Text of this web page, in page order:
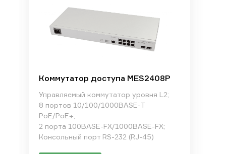
Коммутатор доступа MES2408P
Управляемый коммутатор уровня L2;
8 портов 10/100/1000BASE-T
PoE/PoE+;
2 порта 100BASE-FX/1000BASE-FX;
Консольный порт RS-232 (RJ-45)